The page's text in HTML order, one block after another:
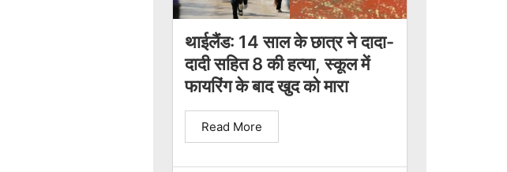
थाईलैंड: 14 साल के छात्र ने दादा-
दादी सहित 8 की हत्या, स्कूल में
फायरिंग के बाद खुद को मारा
Read More